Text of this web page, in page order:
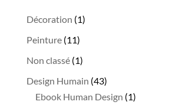
55,12 €.40,00 €.
Décoration 11
Peinture 1111
produits
Non classé 11
produit
Design Humain 4343
produits
Ebook Human Design 11